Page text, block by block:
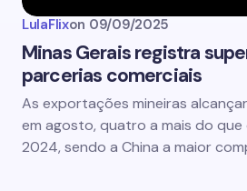
LulaFlixon 09/09/2025
Minas Gerais registra
parcerias comerciais
As exportações mineiras
em agosto, quatro a mais do
2024, sendo a China a maior